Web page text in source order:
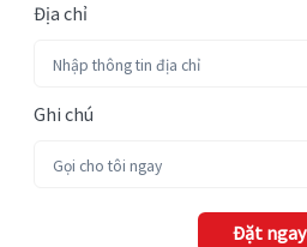
Địa chỉ
Ghi chú
Đặt ngay